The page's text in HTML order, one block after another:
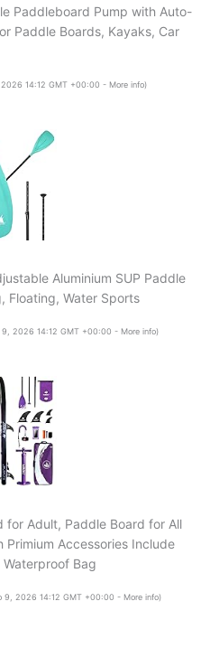
Paddleboard Pump with Auto-
Paddle Boards, Kayaks, Car
14:12 GMT +00:00 - More info)
Aluminium SUP Paddle
Floating, Water Sports
9, 2026 14:12 GMT +00:00 - More info)
for Adult, Paddle Board for All
Primium Accessories Include
Waterproof Bag
9, 2026 14:12 GMT +00:00 - More info)